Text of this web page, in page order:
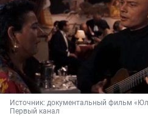
Источник: документальный фильм
Первый канал